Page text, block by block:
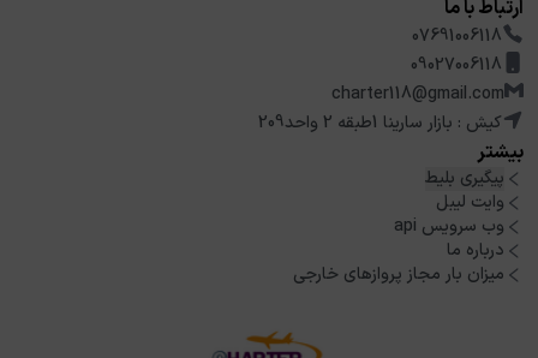
ارتباط با ما
07691006118
09027006118
charter118@gmail.com
کیش : بازار سارینا 1طبقه 2 واحد209
بیشتر
پیگیری بلیط
وایت لیبل
وب سرویس api
درباره ما
میزان بار مجاز پروازهای خارجی